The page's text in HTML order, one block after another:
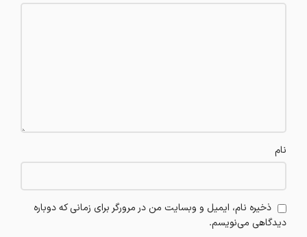
نام
ذخیره نام، ایمیل و وبسایت من در مرورگر برای زمانی که دوباره
دیدگاهی می‌نویسم.